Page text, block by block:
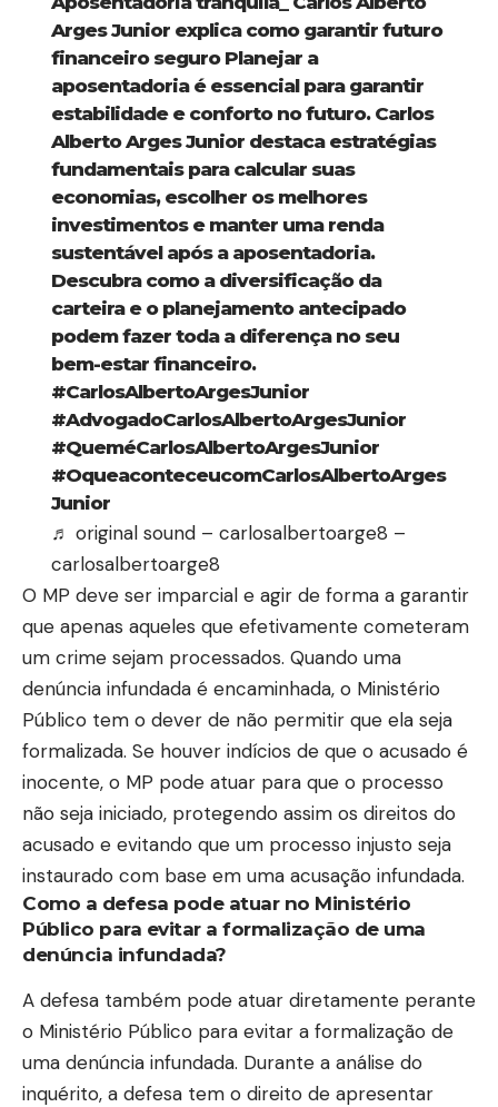
Arges Junior explica como garantir futuro
financeiro seguro Planejar a
aposentadoria é essencial para garantir
estabilidade e conforto no futuro. Carlos
Alberto Arges Junior destaca estratégias
fundamentais para calcular suas
economias, escolher os melhores
investimentos e manter uma renda
sustentável após a aposentadoria.
Descubra como a diversificação da
carteira e o planejamento antecipado
podem fazer toda a diferença no seu
bem-estar financeiro.
#CarlosAlbertoArgesJunior
#AdvogadoCarlosAlbertoArgesJunior
#QueméCarlosAlbertoArgesJunior
#OqueaconteceucomCarlosAlbertoArges
Junior
♬ original sound – carlosalbertoarge8 –
carlosalbertoarge8
O MP deve ser imparcial e agir de forma a garantir
que apenas aqueles que efetivamente cometeram
um crime sejam processados. Quando uma
denúncia infundada é encaminhada, o Ministério
Público tem o dever de não permitir que ela seja
formalizada. Se houver indícios de que o acusado é
inocente, o MP pode atuar para que o processo
não seja iniciado, protegendo assim os direitos do
acusado e evitando que um processo injusto seja
instaurado com base em uma acusação infundada.
Como a defesa pode atuar no Ministério
Público para evitar a formalização de uma
denúncia infundada?
A defesa também pode atuar diretamente perante
o Ministério Público para evitar a formalização de
uma denúncia infundada. Durante a análise do
inquérito, a defesa tem o direito de apresentar